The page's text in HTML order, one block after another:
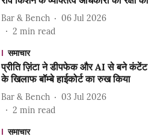
Bar & Bench
06 Jul 2026
2 min read
समाचार
प्रीति ज़िंटा ने डीपफेक और AI से बने कंटेंट
के खिलाफ बॉम्बे हाईकोर्ट का रुख किया
Bar & Bench
03 Jul 2026
2 min read
समाचार